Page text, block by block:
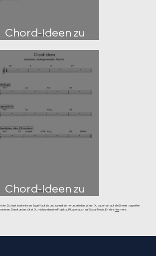
Chord-Ideen zu
Chord-Ideen zu
"Lieblingsmensch"
Du hast kostenlosen Zugriff auf sie und kannst sie herunterladen. Wenn Du dauerhaft auf alle Sheets zugreifen
Damit unterstützt Du mich und meine Projekte. IRL aber auch auf Social-Media. Erfahrehiermehr.